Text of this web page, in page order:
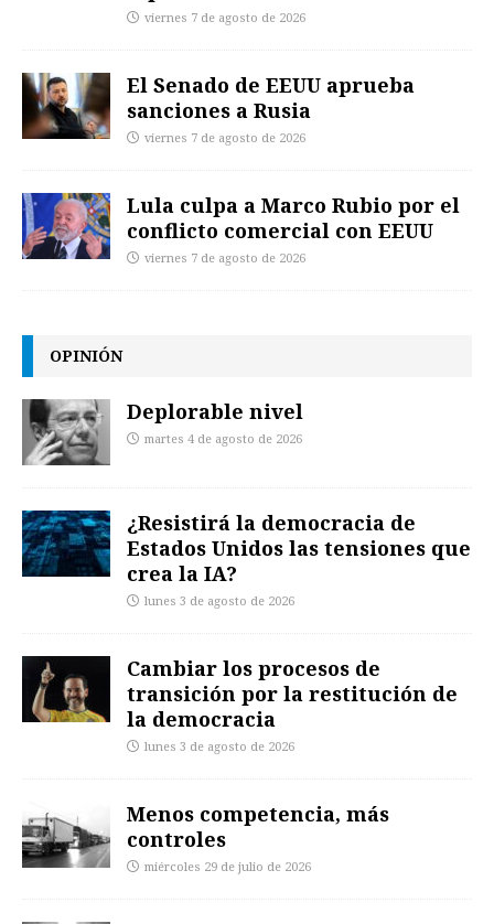
viernes 7 de agosto de 2026
El Senado de EEUU aprueba
sanciones a Rusia
viernes 7 de agosto de 2026
Lula culpa a Marco Rubio por el
conflicto comercial con EEUU
viernes 7 de agosto de 2026
OPINIÓN
Deplorable nivel
martes 4 de agosto de 2026
¿Resistirá la democracia de
Estados Unidos las tensiones que
crea la IA?
lunes 3 de agosto de 2026
Cambiar los procesos de
transición por la restitución de
la democracia
lunes 3 de agosto de 2026
Menos competencia, más
controles
miércoles 29 de julio de 2026